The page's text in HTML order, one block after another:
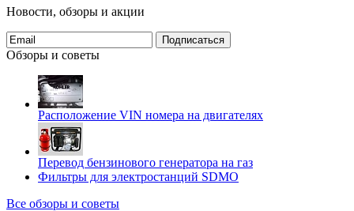
Новости, обзоры и акции
Подписаться
Обзоры и советы
Расположение VIN номера на двигателях
Перевод бензинового генератора на газ
Фильтры для электростанций SDMO
Все обзоры и советы